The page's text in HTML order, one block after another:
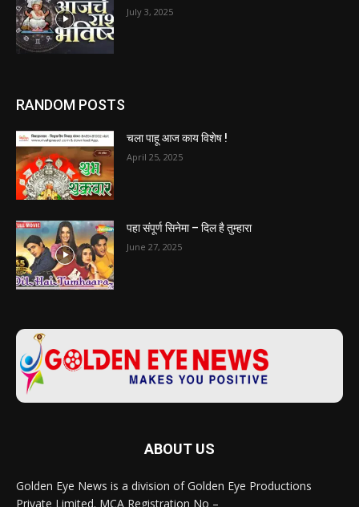
July 3, 2025
RANDOM POSTS
चला पाहू आज काय विशेष !
April 25, 2025
पहा संपूर्ण सिनेमा – दिल है तुम्हारा
June 27, 2025
ABOUT US
Golden Eye News is a division of Golden Eye Productions
Private Limited. MCA Registration No –